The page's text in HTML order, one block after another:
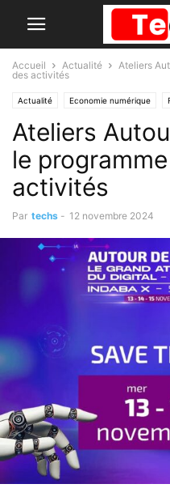
Accueil Actualité
Ateliers
des activités
Actualité Economie numérique
Ateliers
le
activités
Par techs - 12 novembre 2024